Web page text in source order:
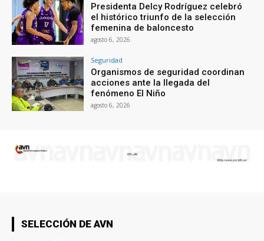
Presidenta Delcy Rodríguez celebró
el histórico triunfo de la selección
femenina de baloncesto
agosto 6, 2026
Seguridad
Organismos de seguridad coordinan
acciones ante la llegada del
fenómeno El Niño
agosto 6, 2026
SELECCIÓN DE AVN